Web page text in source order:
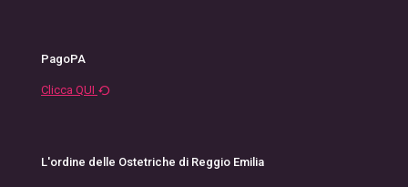
PagoPA
Clicca QUI
L'ordine delle Ostetriche di Reggio Emilia